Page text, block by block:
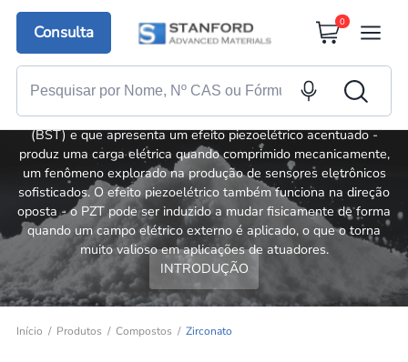
Consulta
0
Zirconato
Uma das cerâmicas de zirconato mais comuns e úteis é o
titanato de zirconato de chumbo (PZT), um material cerâmico
de perovskita semelhante ao titanato de bário e estrôncio
(BST) e que apresenta um efeito piezoelétrico acentuado -
produz uma carga elétrica quando comprimido mecanicamente,
um fenômeno explorado na produção de sensores eletrônicos
sofisticados. O efeito piezoelétrico também funciona na direção
oposta - o PZT pode ser induzido a mudar fisicamente de forma
quando um campo elétrico externo é aplicado, o que o torna
muito valioso em aplicações de atuadores.
INTRODUÇÃO
Início Produtos Compostos Zirconato